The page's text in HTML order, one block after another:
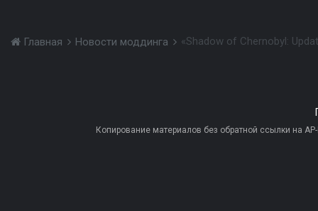
Главная Новости моддинга «Shadow of Chernobyl:
Копирование материалов без обратной ссылки на